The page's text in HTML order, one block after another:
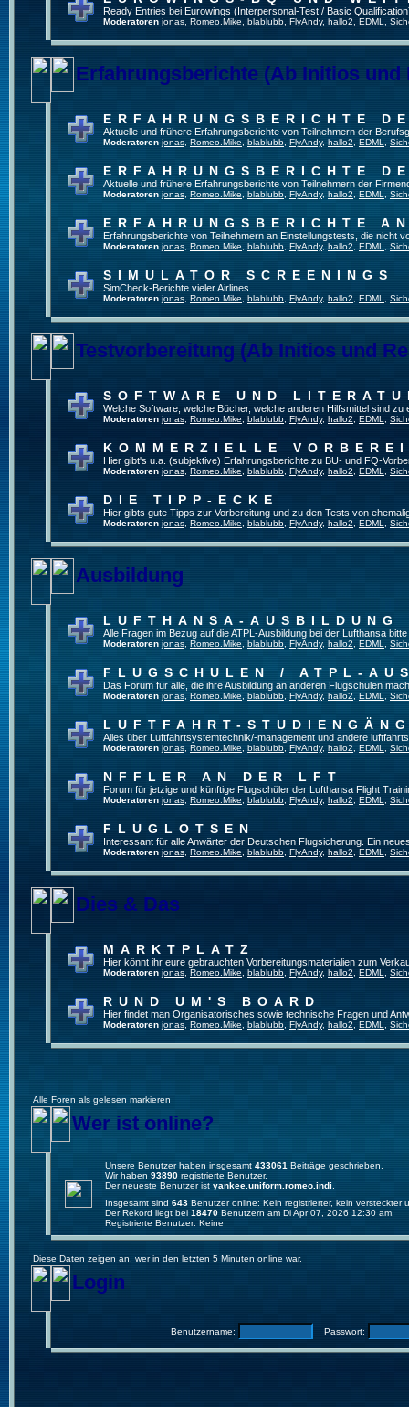
Ready Entries bei Eurowings (Interpersonal-Test / Basic
Moderatoren jonas Romeo.Mike blablubb FlyAndy, hallo2 EDML
Erfahrungsberichte (Ab Initios und
ERFAHRUNGSBERICHTE
Aktuelle und frühere Erfahrungsberichte von Teilnehmern der
Moderatoren jonas Romeo.Mike blablubb FlyAndy, hallo2 EDML
ERFAHRUNGSBERICHTE
Aktuelle und frühere Erfahrungsberichte von Teilnehmern der
Moderatoren jonas Romeo.Mike blablubb FlyAndy, hallo2 EDML
ERFAHRUNGSBERICHTE
Erfahrungsberichte von Teilnehmern an Einstellungstests, die nicht
Moderatoren jonas Romeo.Mike blablubb FlyAndy, hallo2 EDML
SIMULATOR SCREENINGS
SimCheck-Berichte vieler Airlines
Moderatoren jonas Romeo.Mike blablubb FlyAndy, hallo2 EDML
Testvorbereitung (Ab Initios und
SOFTWARE UND
Welche Software, welche Bücher, welche anderen Hilfsmittel sind zu
Moderatoren jonas Romeo.Mike blablubb FlyAndy, hallo2 EDML
KOMMERZIELLE
Hier gibt's u.a. (subjektive) Erfahrungsberichte zu BU- und FQ-
Moderatoren jonas Romeo.Mike blablubb FlyAndy, hallo2 EDML
DIE TIPP-ECKE
Hier gibts gute Tipps zur Vorbereitung und zu den Tests von
Moderatoren jonas Romeo.Mike blablubb FlyAndy, hallo2 EDML
Ausbildung
LUFTHANSA-AUSBILDUNG
Alle Fragen im Bezug auf die ATPL-Ausbildung bei der Lufthansa
Moderatoren jonas Romeo.Mike blablubb FlyAndy, hallo2 EDML
FLUGSCHULEN / ATPL-
Das Forum für alle, die ihre Ausbildung an anderen Flugschulen
Moderatoren jonas Romeo.Mike blablubb FlyAndy, hallo2 EDML
LUFTFAHRT-
Alles über Luftfahrtsystemtechnik/-management und andere
Moderatoren jonas Romeo.Mike blablubb FlyAndy, hallo2 EDML
NFFLER AN DER LFT
Forum für jetzige und künftige Flugschüler der Lufthansa Flight
Moderatoren jonas Romeo.Mike blablubb FlyAndy, hallo2 EDML
FLUGLOTSEN
Interessant für alle Anwärter der Deutschen Flugsicherung. Ein
Moderatoren jonas Romeo.Mike blablubb FlyAndy, hallo2 EDML
Dies & Das
MARKTPLATZ
Hier könnt ihr eure gebrauchten Vorbereitungsmaterialien zum
Moderatoren jonas Romeo.Mike blablubb FlyAndy, hallo2 EDML
RUND UM'S BOARD
Hier findet man Organisatorisches sowie technische Fragen und
Moderatoren jonas Romeo.Mike blablubb FlyAndy, hallo2 EDML
Alle Foren als gelesen markieren
Wer ist online?
Unsere Benutzer haben insgesamt 433061 Beiträge geschrieben.
Wir haben 93890 registrierte Benutzer.
Der neueste Benutzer ist yankee.uniform.romeo.indi
Insgesamt sind 643 Benutzer online: Kein registrierter, kein
Der Rekord liegt bei 18470 Benutzern am Di Apr 07, 2026 12:30 am.
Registrierte Benutzer: Keine
Diese Daten zeigen an, wer in den letzten 5 Minuten online war.
Login
Benutzername: Passwort: